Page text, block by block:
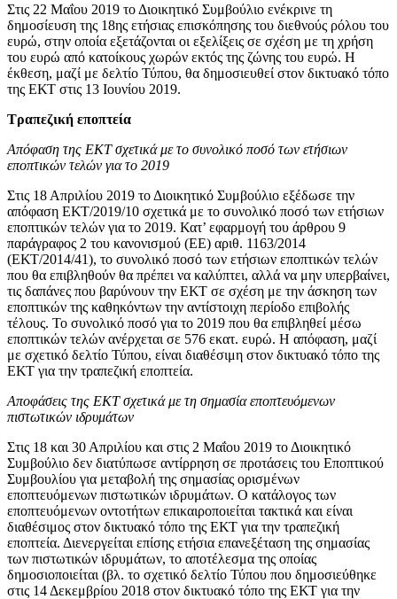
Στις 22 Μαΐου 2019 το Διοικητικό Συμβούλιο ενέκρινε τη
δημοσίευση της 18ης ετήσιας επισκόπησης του διεθνούς ρόλου του
ευρώ, στην οποία εξετάζονται οι εξελίξεις σε σχέση με τη χρήση
του ευρώ από κατοίκους χωρών εκτός της ζώνης του ευρώ. Η
έκθεση, μαζί με δελτίο Τύπου, θα δημοσιευθεί στον δικτυακό τόπο
της ΕΚΤ στις 13 Ιουνίου 2019.
Τραπεζική εποπτεία
Απόφαση της ΕΚΤ σχετικά με το συνολικό ποσό των ετήσιων
εποπτικών τελών για το 2019
Στις 18 Απριλίου 2019 το Διοικητικό Συμβούλιο εξέδωσε την
απόφαση ΕΚΤ/2019/10 σχετικά με το συνολικό ποσό των ετήσιων
εποπτικών τελών για το 2019. Κατ’ εφαρμογή του άρθρου 9
παράγραφος 2 του κανονισμού (ΕΕ) αριθ. 1163/2014
(ΕΚΤ/2014/41), το συνολικό ποσό των ετήσιων εποπτικών τελών
που θα επιβληθούν θα πρέπει να καλύπτει, αλλά να μην υπερβαίνει,
τις δαπάνες που βαρύνουν την ΕΚΤ σε σχέση με την άσκηση των
εποπτικών της καθηκόντων την αντίστοιχη περίοδο επιβολής
τέλους. Το συνολικό ποσό για το 2019 που θα επιβληθεί μέσω
εποπτικών τελών ανέρχεται σε 576 εκατ. ευρώ. Η απόφαση, μαζί
με σχετικό δελτίο Τύπου, είναι διαθέσιμη στον δικτυακό τόπο της
ΕΚΤ για την τραπεζική εποπτεία.
Αποφάσεις της ΕΚΤ σχετικά με τη σημασία εποπτευόμενων
πιστωτικών ιδρυμάτων
Στις 18 και 30 Απριλίου και στις 2 Μαΐου 2019 το Διοικητικό
Συμβούλιο δεν διατύπωσε αντίρρηση σε προτάσεις του Εποπτικού
Συμβουλίου για μεταβολή της σημασίας ορισμένων
εποπτευόμενων πιστωτικών ιδρυμάτων. Ο κατάλογος των
εποπτευόμενων οντοτήτων επικαιροποιείται τακτικά και είναι
διαθέσιμος στον δικτυακό τόπο της ΕΚΤ για την τραπεζική
εποπτεία. Διενεργείται επίσης ετήσια επανεξέταση της σημασίας
των πιστωτικών ιδρυμάτων, το αποτέλεσμα της οποίας
δημοσιοποιείται (βλ. το σχετικό δελτίο Τύπου που δημοσιεύθηκε
στις 14 Δεκεμβρίου 2018 στον δικτυακό τόπο της ΕΚΤ για την